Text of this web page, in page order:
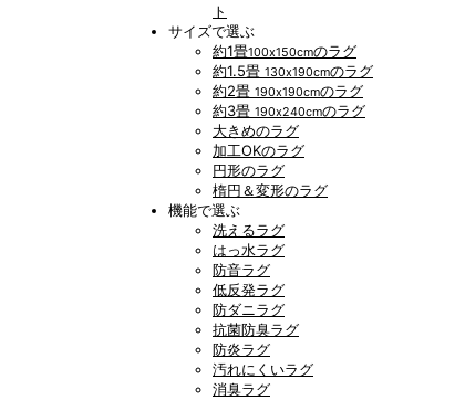
ト
サイズで選ぶ
約1畳100x150cmのラグ
約1.5畳 130x190cmのラグ
約2畳 190x190cmのラグ
約3畳 190x240cmのラグ
大きめのラグ
加工OKのラグ
円形のラグ
楕円＆変形のラグ
機能で選ぶ
洗えるラグ
はっ水ラグ
防音ラグ
低反発ラグ
防ダニラグ
抗菌防臭ラグ
防炎ラグ
汚れにくいラグ
消臭ラグ